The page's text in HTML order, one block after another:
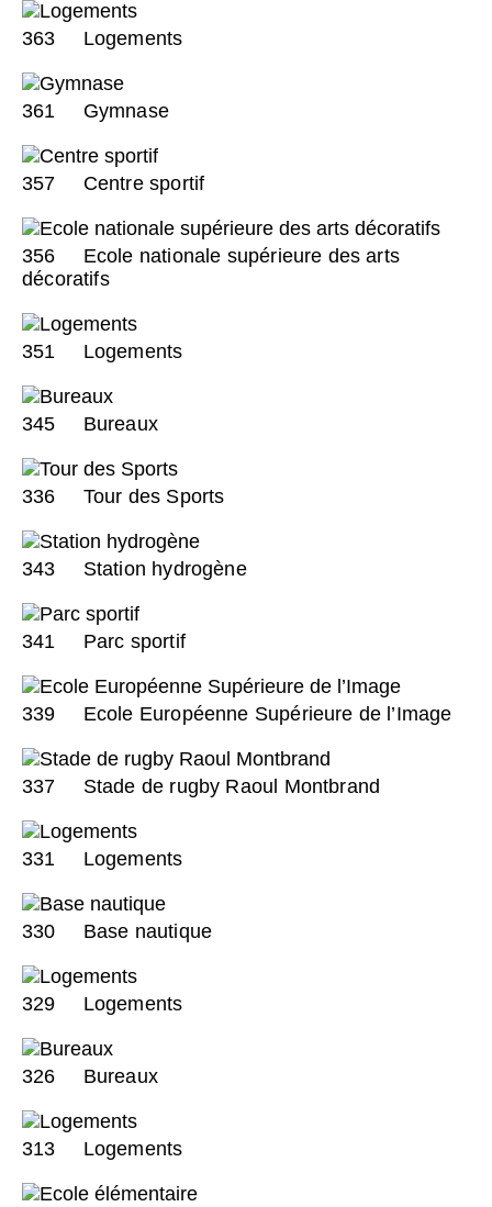
363 Logements
361 Gymnase
357 Centre sportif
356
Ecole nationale supérieure des arts
décoratifs
351 Logements
345 Bureaux
336 Tour des Sports
343 Station hydrogène
341 Parc sportif
339 Ecole Européenne Supérieure de l’Image
337 Stade de rugby Raoul Montbrand
331 Logements
330 Base nautique
329 Logements
326 Bureaux
313 Logements